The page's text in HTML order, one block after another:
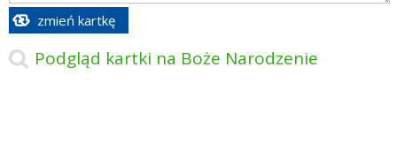
zmień kartkę
Podgląd kartki na Boże Narodzenie